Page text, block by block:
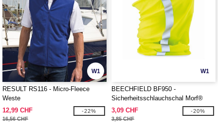
W1
RESULT RS116 - Micro-Fleece
Weste
12,99 CHF
16,56 CHF
-22%
W1
BEECHFIELD BF950 -
Sicherheitsschlauchschal Morf®
3,09 CHF
3,85 CHF
-20%